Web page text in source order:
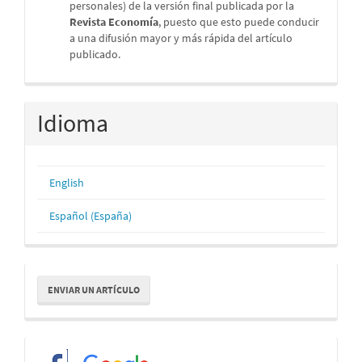
personales) de la versión final publicada por la
Revista Economía, puesto que esto puede conducir
a una difusión mayor y más rápida del artículo
publicado.
Idioma
English
Español (España)
Enviar
un
artículo
ENVIAR UN ARTÍCULO